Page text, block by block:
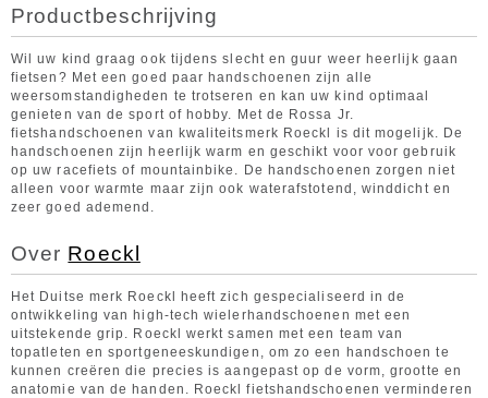
Productbeschrijving
Wil uw kind graag ook tijdens slecht en guur weer heerlijk gaan
fietsen? Met een goed paar handschoenen zijn alle
weersomstandigheden te trotseren en kan uw kind optimaal
genieten van de sport of hobby. Met de Rossa Jr.
fietshandschoenen van kwaliteitsmerk Roeckl is dit mogelijk. De
handschoenen zijn heerlijk warm en geschikt voor voor gebruik
op uw racefiets of mountainbike. De handschoenen zorgen niet
alleen voor warmte maar zijn ook waterafstotend, winddicht en
zeer goed ademend.
Over Roeckl
Het Duitse merk Roeckl heeft zich gespecialiseerd in de
ontwikkeling van high-tech wielerhandschoenen met een
uitstekende grip. Roeckl werkt samen met een team van
topatleten en sportgeneeskundigen, om zo een handschoen te
kunnen creëren die precies is aangepast op de vorm, grootte en
anatomie van de handen. Roeckl fietshandschoenen verminderen